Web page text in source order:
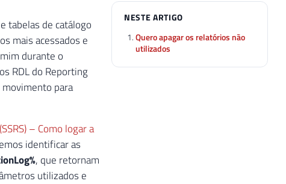
tabelas de catálogo
mais acessados e
durante o
RDL do Reporting
para
– Como logar a
identificar as
, que retornam
utilizados e
NESTE ARTIGO
Quero apagar os relatórios não
utilizados